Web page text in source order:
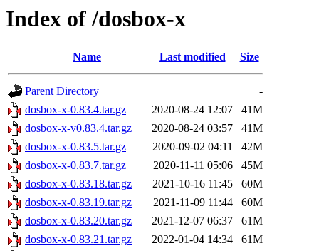
Index of /dosbox-x
Name Last modified Size
Parent Directory
-
dosbox-x-0.83.4.tar.gz
2020-08-24 12:07
41M
dosbox-x-v0.83.4.tar.gz
2020-08-24 03:57
41M
dosbox-x-0.83.5.tar.gz
2020-09-02 04:11
42M
dosbox-x-0.83.7.tar.gz
2020-11-11 05:06
45M
dosbox-x-0.83.18.tar.gz
2021-10-16 11:45
60M
dosbox-x-0.83.19.tar.gz
2021-11-09 11:44
60M
dosbox-x-0.83.20.tar.gz
2021-12-07 06:37
61M
dosbox-x-0.83.21.tar.gz
2022-01-04 14:34
61M